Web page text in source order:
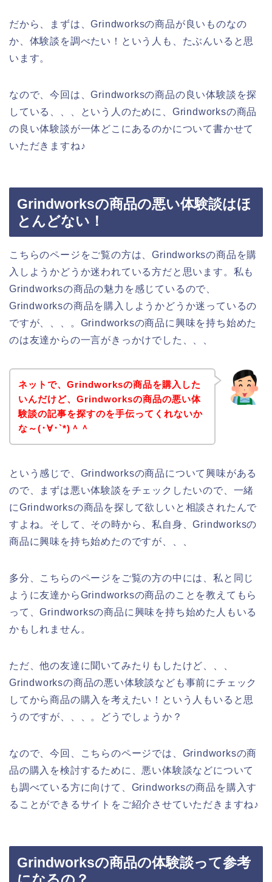
だから、まずは、Grindworksの商品が良いものなの
か、体験談を調べたい！という人も、たぶんいると思
います。
なので、今回は、Grindworksの商品の良い体験談を探
している、、、という人のために、Grindworksの商品
の良い体験談が一体どこにあるのかについて書かせて
いただきますね♪
Grindworksの商品の悪い体験談はほ
とんどない！
こちらのページをご覧の方は、Grindworksの商品を購
入しようかどうか迷われている方だと思います。私も
Grindworksの商品の魅力を感じているので、
Grindworksの商品を購入しようかどうか迷っているの
ですが、、、。Grindworksの商品に興味を持ち始めた
のは友達からの一言がきっかけでした、、、
ネットで、Grindworksの商品を購入した
いんだけど、Grindworksの商品の悪い体
験談の記事を探すのを手伝ってくれないか
な～(･∀･`*)＾＾
という感じで、Grindworksの商品について興味がある
ので、まずは悪い体験談をチェックしたいので、一緒
にGrindworksの商品を探して欲しいと相談されたんで
すよね。そして、その時から、私自身、Grindworksの
商品に興味を持ち始めたのですが、、、
多分、こちらのページをご覧の方の中には、私と同じ
ように友達からGrindworksの商品のことを教えてもら
って、Grindworksの商品に興味を持ち始めた人もいる
かもしれません。
ただ、他の友達に聞いてみたりもしたけど、、、
Grindworksの商品の悪い体験談なども事前にチェック
してから商品の購入を考えたい！という人もいると思
うのですが、、、。どうでしょうか？
なので、今回、こちらのページでは、Grindworksの商
品の購入を検討するために、悪い体験談などについて
も調べている方に向けて、Grindworksの商品を購入す
ることができるサイトをご紹介させていただきますね♪
Grindworksの商品の体験談って参考